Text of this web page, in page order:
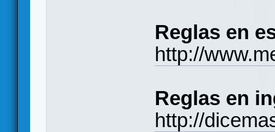
Reglas en
http://
Reglas en
http://